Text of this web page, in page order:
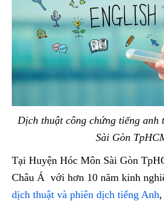
Dịch thuật công chứng tiếng anh
Sài Gòn
Tại Huyện Hóc Môn Sài Gòn
Châu Á với hơn 10 năm kinh
dịch thuật và phiên dịch tiếng Anh